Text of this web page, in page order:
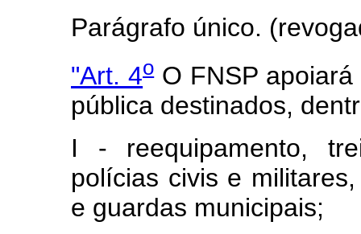
Parágrafo único.
"Art. 4oO FNSP apoiará
pública destinados,
I - reequipamento,
polícias civis e
e guardas municipais;